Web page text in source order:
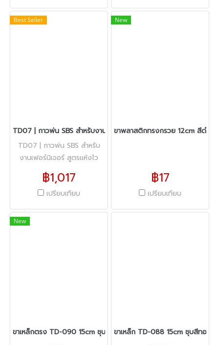
Best Seller
TD07 | กาวพ่น SBS สำหรับงานเฟอร์นิเจอร์ สูตรแห้งไว
TD07 | กาวพ่น SBS สำหรับ
งานเฟอร์นิเจอร์ สูตรแห้งไว
฿1,017
เปรียบเทียบ
New
ขาพลาสติกทรงกรวย 12cm สีดำ
฿17
เปรียบเทียบ
New
ขาเหล็กตรง TD-090 15cm ชุบสีดำขาเหล็ก TD-088 15cm ชุบสีทอง